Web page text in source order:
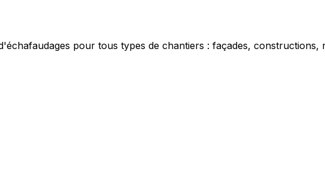
pour tous types de chantiers : façades,